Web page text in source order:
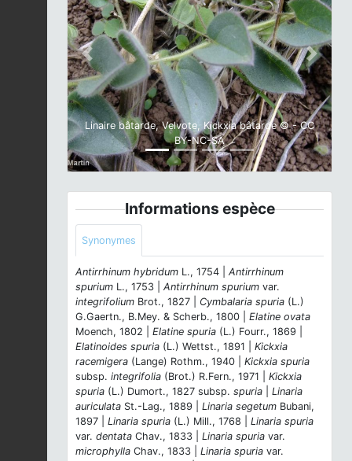
Linaire bâtarde, Velvote, Kickxia bâtarde © - CC
BY-NC-SA
Previous Next
Informations espèce
Synonymes
Antirrhinum hybridum L., 1754 | Antirrhinum
spurium L., 1753 | Antirrhinum spurium var.
integrifolium Brot., 1827 | Cymbalaria spuria (L.)
G.Gaertn., B.Mey. & Scherb., 1800 | Elatine ovata
Moench, 1802 | Elatine spuria (L.) Fourr., 1869 |
Elatinoides spuria (L.) Wettst., 1891 | Kickxia
racemigera (Lange) Rothm., 1940 | Kickxia spuria
subsp. integrifolia (Brot.) R.Fern., 1971 | Kickxia
spuria (L.) Dumort., 1827 subsp. spuria
Linaria
auriculata St.-Lag., 1889 | Linaria segetum Bubani,
1897 | Linaria spuria (L.) Mill., 1768 | Linaria spuria
var. dentata Chav., 1833 | Linaria spuria var.
microphylla Chav., 1833 | Linaria spuria var.